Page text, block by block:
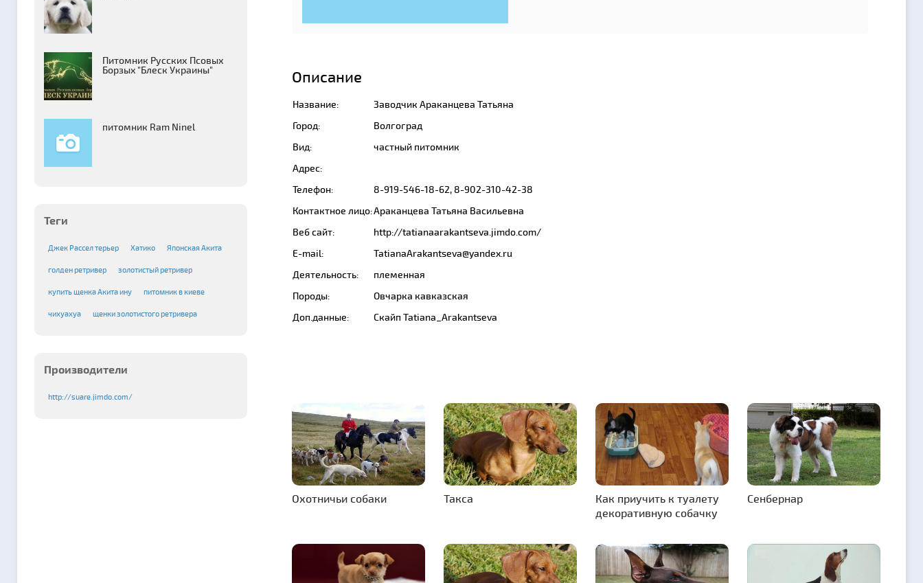
Питомник Русских Псовых
Борзыx "Блеск Украины"
питомник Ram Ninel
Теги
Джек Рассел терьер Хатико Японская Акита
голден ретривер золотистый ретривер
купить щенка Акита ину питомник в киеве
чихуахуа щенки золотистого ретривера
Производители
http://suare.jimdo.com/
Описание
Название:
Заводчик Араканцева Татьяна
Город:
Волгоград
Вид:
частный питомник
Адрес:
Телефон:
8-919-546-18-62, 8-902-310-42-38
Контактное лицо:Араканцева Татьяна Васильевна
Веб сайт:
http://tatianaarakantseva.jimdo.com/
E-mail:
TatianaArakantseva@yandex.ru
Деятельность:
племенная
Породы:
Овчарка кавказская
Доп.данные:
Скайп Tatiana_Arakantseva
Охотничьи собаки Такса
Как приучить к туалету
декоративную собачку
Сенбернар